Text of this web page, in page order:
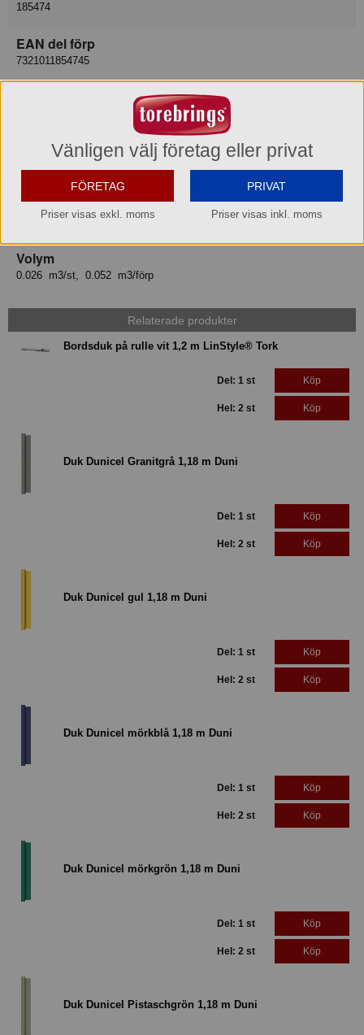
185474
EAN del förp
7321011854745
EAN hel pall
7321041854746
Bruttovikt
3.56 kg/st 7.12 kg/förp
Volym
0.026 m3/st, 0.052 m3/förp
Relaterade produkter
Bordsduk på rulle vit 1,2 m LinStyle® Tork
Del: 1 st Köp
Hel: 2 st Köp
Duk Dunicel Granitgrå 1,18 m Duni
Del: 1 st Köp
Hel: 2 st Köp
Duk Dunicel gul 1,18 m Duni
Del: 1 st Köp
Hel: 2 st Köp
Duk Dunicel mörkblå 1,18 m Duni
Del: 1 st Köp
Hel: 2 st Köp
Duk Dunicel mörkgrön 1,18 m Duni
Del: 1 st Köp
Hel: 2 st Köp
Duk Dunicel Pistaschgrön 1,18 m Duni
Vänligen välj företag eller privat
FÖRETAG
Priser visas exkl. moms
PRIVAT
Priser visas inkl. moms